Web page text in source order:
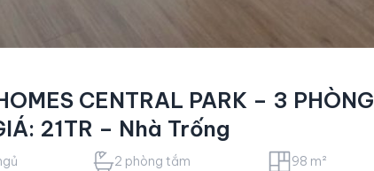
CENTRAL PARK – 3 PHÒNG
21TR – Nhà Trống
2 phòng tắm 98 m²